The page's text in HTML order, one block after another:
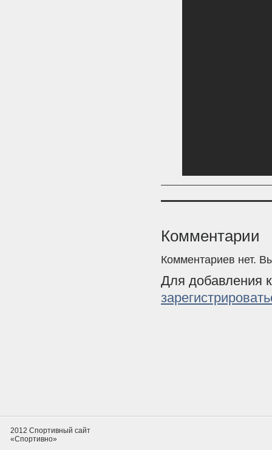
Комментарии
Комментариев нет.
Для добавления
2012 Спортивный сайт
«Спортивно»